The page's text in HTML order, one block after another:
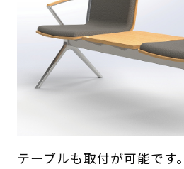
テーブルも取付が可能で